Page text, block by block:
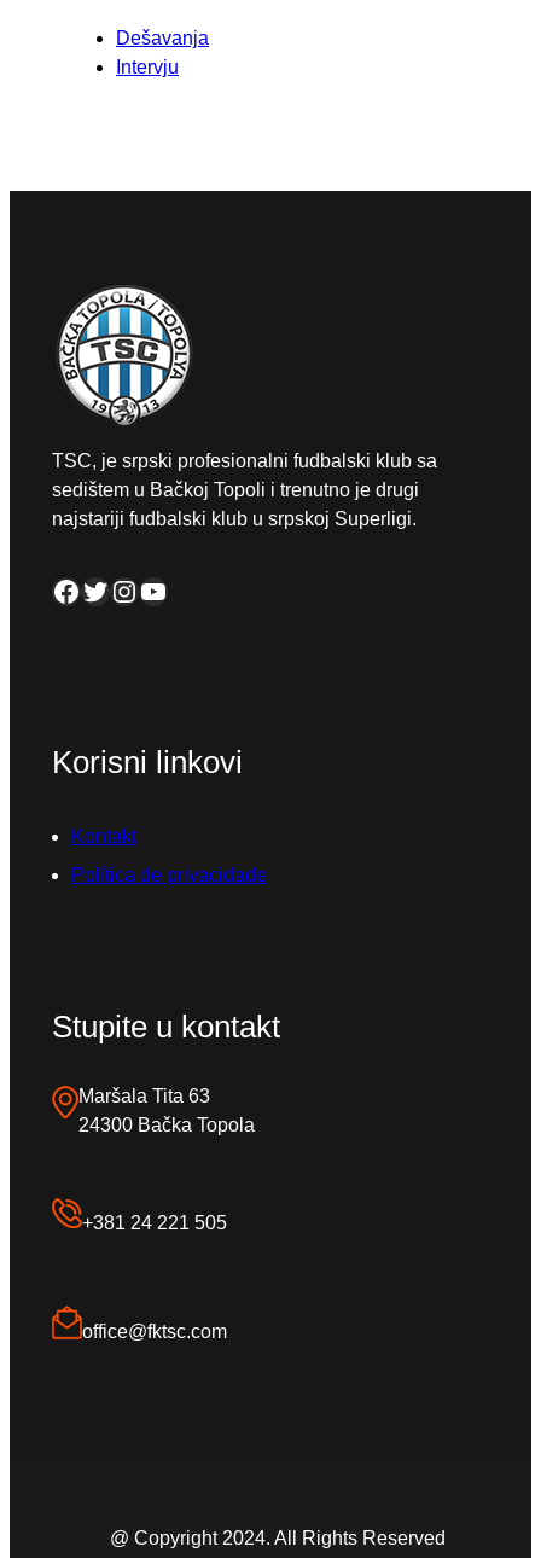
Dešavanja
Intervju
TSC, je srpski profesionalni fudbalski klub sa
sedištem u Bačkoj Topoli i trenutno je drugi
najstariji fudbalski klub u srpskoj Superligi.
Facebook Twitter Instagram YouTube
Korisni linkovi
Kontakt
Política de privacidade
Stupite u kontakt
Maršala Tita 63
24300 Bačka Topola
+381 24 221 505
office@fktsc.com
@ Copyright 2024. All Rights Reserved